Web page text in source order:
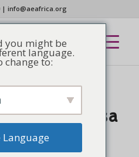
| info@aeafrica.org
da nossa
cristão
you might be
language.
change to:
Language